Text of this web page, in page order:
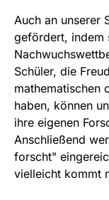
Auch an unserer
gefördert, indem
Schüler, die
mathematischen
haben, können
ihre eigenen
Anschließend
forscht"
vielleicht kommt